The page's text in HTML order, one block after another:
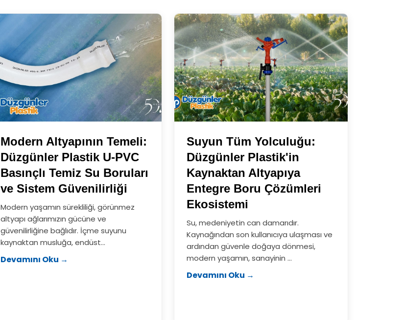
Modern Altyapının Temeli:
Düzgünler Plastik U-PVC
Basınçlı Temiz Su Boruları
ve Sistem Güvenilirliği
Modern yaşamın sürekliliği, görünmez
altyapı ağlarımızın gücüne ve
güvenilirliğine bağlıdır. İçme suyunu
kaynaktan musluğa, endüst...
Devamını Oku →
Suyun Tüm Yolculuğu:
Düzgünler Plastik'in
Kaynaktan Altyapıya
Entegre Boru Çözümleri
Ekosistemi
Su, medeniyetin can damarıdır.
Kaynağından son kullanıcıya ulaşması ve
ardından güvenle doğaya dönmesi,
modern yaşamın, sanayinin ...
Devamını Oku →